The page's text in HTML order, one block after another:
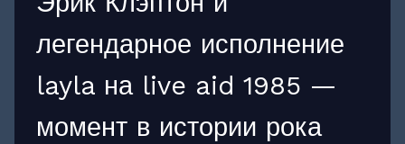
легендарное исполнение
layla на live aid 1985 —
момент в истории рока